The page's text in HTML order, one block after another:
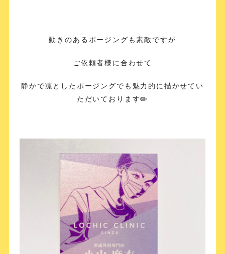
動きのあるポージングも素敵ですが
ご依頼者様に合わせて
静かで凛としたポージングでも魅力的に描かせてい
ただいております✏️